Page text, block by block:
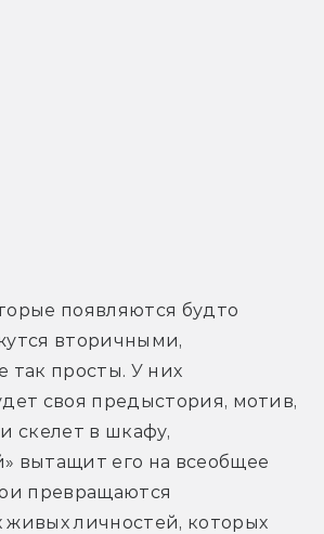
появляются будто
вторичными,
так просты. У них
своя предыстория, мотив,
скелет в шкафу,
вытащит его на всеобщее
превращаются
живых личностей, которых